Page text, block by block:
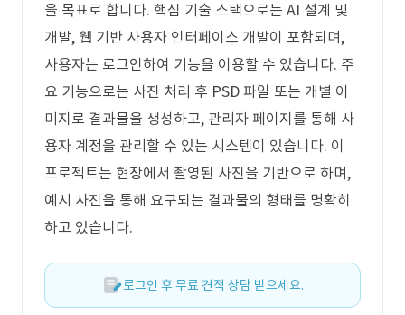
을 목표로 합니다. 핵심 기술 스택으로는 AI 설계 및
개발, 웹 기반 사용자 인터페이스 개발이 포함되며,
사용자는 로그인하여 기능을 이용할 수 있습니다. 주
요 기능으로는 사진 처리 후 PSD 파일 또는 개별 이
미지로 결과물을 생성하고, 관리자 페이지를 통해 사
용자 계정을 관리할 수 있는 시스템이 있습니다. 이
프로젝트는 현장에서 촬영된 사진을 기반으로 하며,
예시 사진을 통해 요구되는 결과물의 형태를 명확히
하고 있습니다.
로그인 후 무료 견적 상담 받으세요.